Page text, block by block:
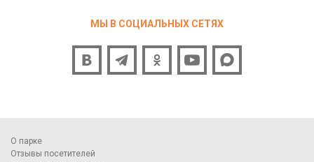
МЫ В СОЦИАЛЬНЫХ СЕТЯХ
О парке
Отзывы посетителей